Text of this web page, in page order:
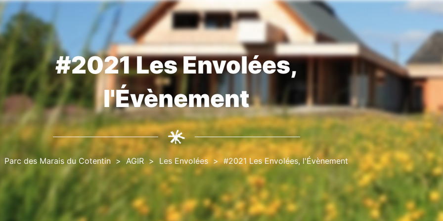
Fil
d'Ariane#2021 Les Envolées,
l'Évènement
Parc des Marais du Cotentin AGIR Les Envolées #2021 Les Envolées, l'Évènement